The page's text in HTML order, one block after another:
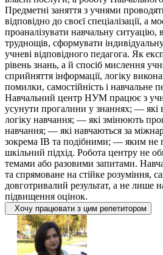
Предметні заняття з учнями
відповідно до своєї спеціалізації, а
проаналізувати навчальну
труднощів, сформувати
учневі відповідного педагога. Як
рівень знань, а й спосіб мислення
сприйняття інформації, логіку
помилки, самостійність і навчальне
Навчальний центр НУМ працює з
усунути прогалини у знаннях; — які
логіку навчання; — які змінюють
навчання; — які навчаються за
зокрема IB та подібними; — яким не
шкільний підхід. Робота центру не
темами або разовими запитами.
та спрямоване на стійке розуміння,
довготривалий результат, а не лише
підвищення оцінок.
Хочу працювати з цим репетитором